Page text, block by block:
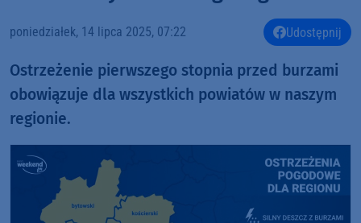
poniedziałek, 14 lipca 2025, 07:22 Udostępnij
Ostrzeżenie pierwszego stopnia przed burzami
obowiązuje dla wszystkich powiatów w naszym
regionie.